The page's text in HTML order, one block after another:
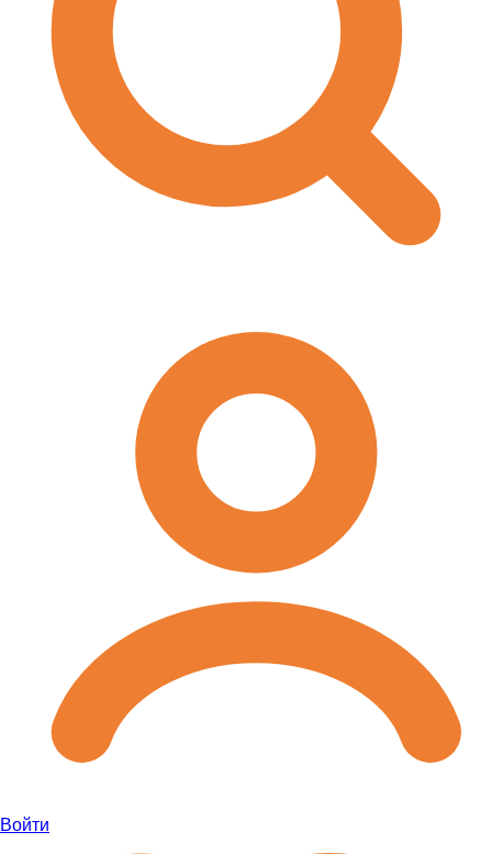
Войти